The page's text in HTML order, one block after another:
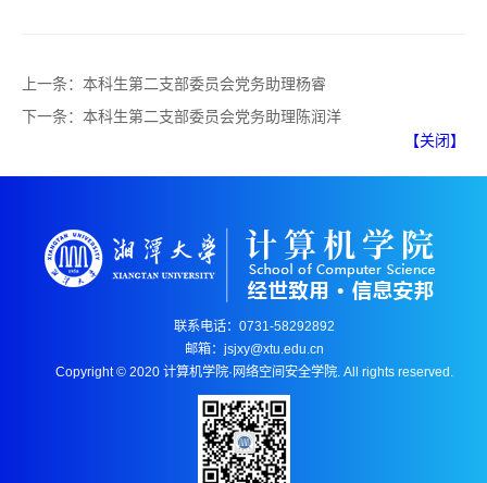
上一条： 本科生第二支部委员会党务助理杨睿
下一条： 本科生第二支部委员会党务助理陈润洋
【关闭】
联系电话：0731-58292892
邮箱：jsjxy@xtu.edu.cn
Copyright © 2020 计算机学院·网络空间安全学院. All rights reserved.